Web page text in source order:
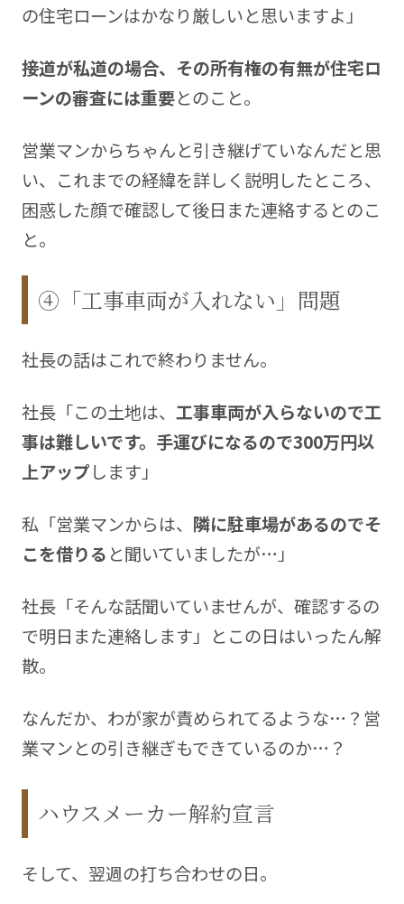
の住宅ローンはかなり厳しいと思いますよ」
接道が私道の場合、その所有権の有無が住宅ロ
ーンの審査には重要とのこと。
営業マンからちゃんと引き継げていなんだと思
い、これまでの経緯を詳しく説明したところ、
困惑した顔で確認して後日また連絡するとのこ
と。
④「工事車両が入れない」問題
社長の話はこれで終わりません。
社長「この土地は、 工事車両が入らないので工
事は難しいです。手運びになるので300万円以
上アップします」
私「営業マンからは、 隣に駐車場があるのでそ
こを借りる と聞いていましたが…」
社長「そんな話聞いていませんが、確認するの
で明日また連絡します」とこの日はいったん解
散。
なんだか、わが家が責められてるような…？営
業マンとの引き継ぎもできているのか…？
ハウスメーカー解約宣言
そして、翌週の打ち合わせの日。